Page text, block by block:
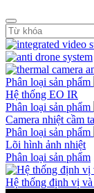
Phân loại sản phẩm
Hệ thống EO IR
Phân loại sản phẩm
Camera nhiệt cầm
Phân loại sản phẩm
Lõi hình ảnh nhiệt
Phân loại sản phẩm
Hệ thống định vị và